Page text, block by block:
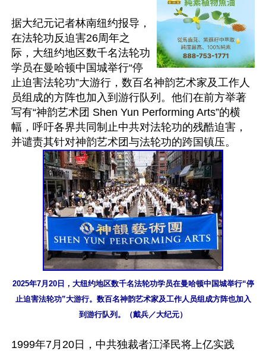
据大纪元记者林南纽约报导，
在法轮功反迫害26周年之
际，大纽约地区数千名法轮功
学员在曼哈顿中国城举行“停
止迫害法轮功”大游行，数百名神韵艺术家及工作人
员组成的方阵也加入到游行队列。他们在前方举著
写有“神韵艺术团 Shen Yun Performing Arts”的横
幅，呼吁各界共同制止中共对法轮功的残酷迫害，
2025年7月20日，大纽约地区数千名法轮功学员在曼哈顿中国城举行“停
止迫害法轮功”大游行。数百名神韵艺术家及工作人员组成方阵也加入
到游行队列。（戴兵／大纪元）
1999年7月20日，中共独裁者江泽民将上亿实践